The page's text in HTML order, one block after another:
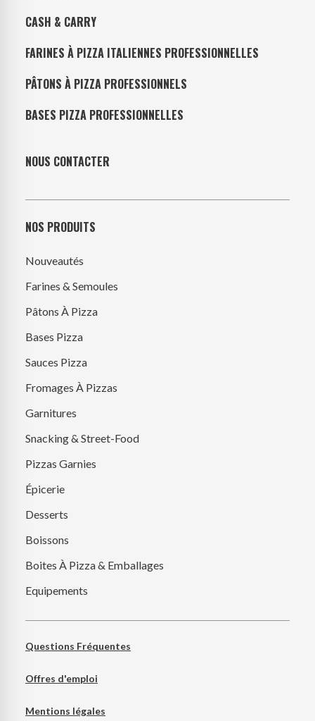
CASH & CARRY
FARINES À PIZZA ITALIENNES PROFESSIONNELLES
PÂTONS À PIZZA PROFESSIONNELS
BASES PIZZA PROFESSIONNELLES
NOUS CONTACTER
NOS PRODUITS
Nouveautés
Farines & Semoules
Pâtons À Pizza
Bases Pizza
Sauces Pizza
Fromages À Pizzas
Garnitures
Snacking & Street-Food
Pizzas Garnies
Épicerie
Desserts
Boissons
Boites À Pizza & Emballages
Equipements
Questions Fréquentes
Offres d'emploi
Mentions légales